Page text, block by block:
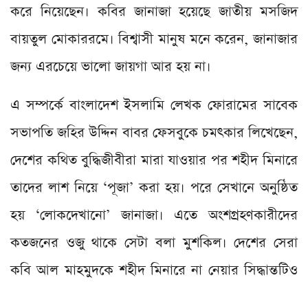
করে নিয়েছেন। কবির জানাজা হয়েছে জাতীয় মসজিদ
বায়তুল মোকাররমে। বিশ্বাসী মানুষ মনে করেন, জানাজার
জন্য এরচেয়ে ভালো জায়গা আর হয় না।
এ সম্পর্কে বাংলাদেশ ইসলামি লেখক ফোরামের সাবেক
সভাপতি জহির উদ্দিন বাবর ফেসবুকে চমৎকার লিখেছেন,
দেশের কথিত বুদ্ধিজীবীরা মারা যাওয়ার পর শহীদ মিনারে
তাদের লাশ নিয়ে ‘পূজা’ করা হয়। পরে সেখানে অনুষ্ঠিত
হয় ‘লোকদেখানো’ জানাজা। এতে অংশগ্রহণকারীদের
কতজনের ওজু থাকে সেটা বলা মুশকিল। দেশের সেরা
কবি আল মাহমুদকে শহীদ মিনারে না নেয়ার সিদ্ধান্তটিও